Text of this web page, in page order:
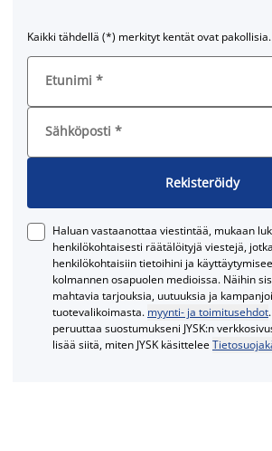
Kaikki tähdellä (*) merkityt kentät ovat pakollisia.
Etunimi *
Sähköposti *
Rekisteröidy
Haluan vastaanottaa viestintää, mukaan
henkilökohtaisesti räätälöityjä viestejä,
henkilökohtaisiin tietoihini ja
kolmannen osapuolen medioissa. Näihin
mahtavia tarjouksia, uutuuksia ja
tuotevalikoimasta. myynti- ja toimitusehdot
peruuttaa suostumukseni JYSK:n
lisää siitä, miten JYSK käsittelee